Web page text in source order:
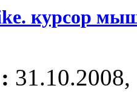
курсор